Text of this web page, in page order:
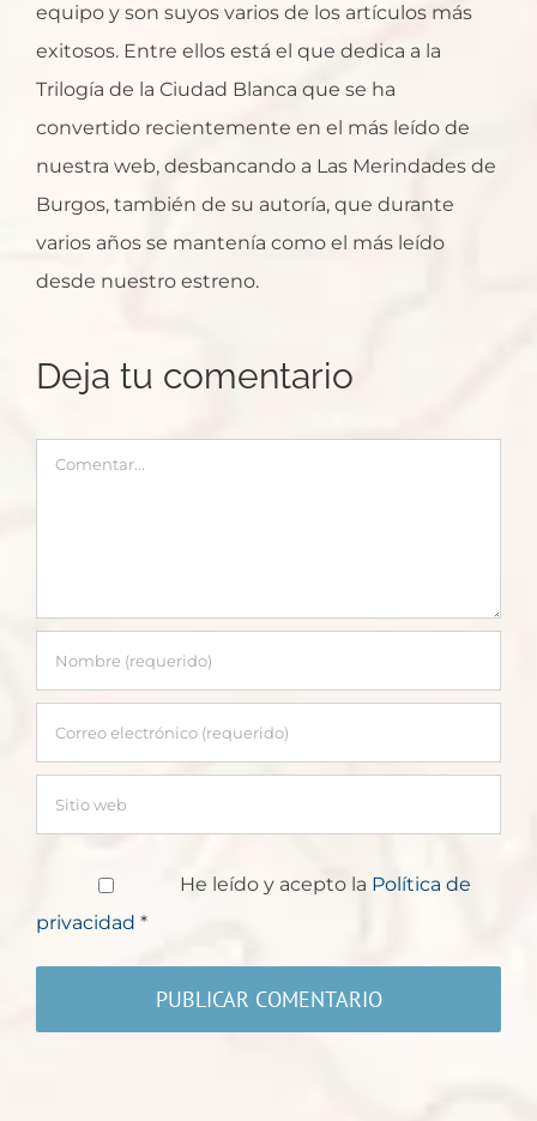
equipo y son suyos varios de los artículos más
exitosos. Entre ellos está el que dedica a la
Trilogía de la Ciudad Blanca que se ha
convertido recientemente en el más leído de
nuestra web, desbancando a Las Merindades de
Burgos, también de su autoría, que durante
varios años se mantenía como el más leído
desde nuestro estreno.
Deja tu comentario
Comentar
He leído y acepto la Política de
privacidad *